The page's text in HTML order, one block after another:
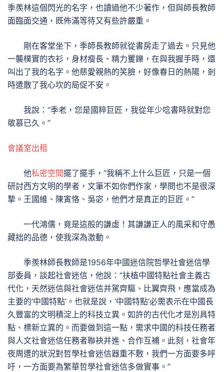
季羨林這個閃光的名字，也讀過他不少著作，但與師長教師
面臨面交通，既佈滿等待又有些許嚴重。
剛在客堂坐下，季師長教師就從書房走了過去。只見他
一襲樸實的衣衫，身材瘦長、精力矍鑠，在與我握手時，還
叫出了我的名字。他慈愛親熱的笑臉，好像春日的熱陽，剎
時遣散了我心坎的局促不安。
我說：“季老，您是國粹巨匠，我從年少唸書時就對您
敬慕已久。”
會議室出租
他私密空間擺了擺手，“我稱不上什么巨匠，只是一個
研討西方文明的學者，文筆不如你們作家，學問也不是很深
摯。王國維、陳寅恪、吳宓，他們才是真正的巨匠。”
一代鴻儒，竟是這般的謙虛！其謙謙正人的風采和守愚
藏拙的品德，使我深為激動。
季羨林師長教師是1956年中國迷信院哲學社會迷信學
部委員，談起社會迷信，他說：“扶植中國特點社會主義古
代化，天然迷信與社會迷信并駕齊驅、比翼齊飛，應當成為
主要的‘中國特點’。也就是說，‘中國特點’必需表示在中國長
久豐富的文明積淀上的科技立異。如許的古代化才是別具特
點、標新立異的。而要做到這一點，需求中國的科技任務者
與人文社會迷信任務者聯袂并進、合作互補。此刻，社會年
夜周遭的狀況對哲學社會迷信器重不敷，我們一方面要多呼
吁，一方面要為繁華哲學社會迷信多做實事。”